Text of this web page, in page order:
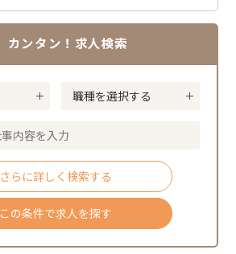
カンタン！求人検索
さらに詳しく検索する
この条件で求人を探す